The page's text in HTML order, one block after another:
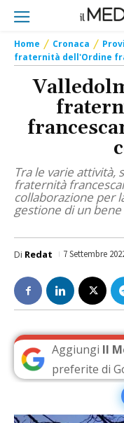
Home Cronaca
fraternità dell'Ordine
Tra le varie attività,
fraternità
collaborazione per
gestione di un
Di Redat 7 Settembre
Aggiungi Il
preferite di